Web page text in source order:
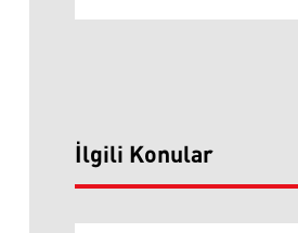
İlgili Konular